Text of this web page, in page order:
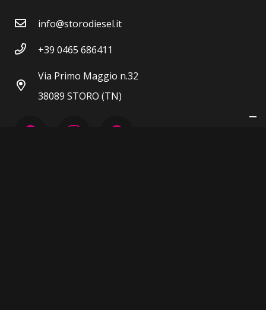
info@storodiesel.it
+39 0465 686411
Via Primo Maggio n.32
38089 STORO (TN)